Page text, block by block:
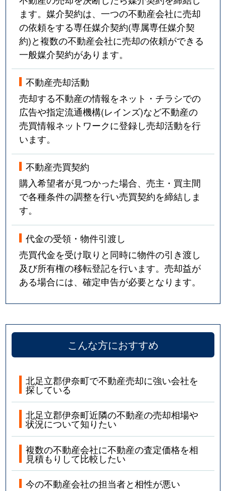
ます。媒介契約は、一つの不動産会社に売却
の依頼をする専任媒介契約(専属専任媒介契
約)と複数の不動産会社に売却の依頼ができる
一般媒介契約があります。
不動産売却活動
売却する不動産の情報をネット・チラシでの
広告や指定流通機構(レインズ)など不動産の
売買情報ネットワークに登録し売却活動を行
います。
不動産売買契約
購入希望者が見つかった場合、売主・買主間
で各種条件の調整を行い売買契約を締結しま
す。
代金の受領・物件引渡し
売買代金を受け取りと同時に物件の引き渡し
及び所有権の移転登記を行います。売却益が
ある場合には、確定申告が必要となります。
こんな方におすすめ
北足立郡伊奈町で不動産売却に強い会社を
探している
北足立郡伊奈町近隣の不動産の売却相場や
状況について知りたい
複数の不動産会社に不動産の査定価格を相
見積もりして比較したい
今の不動産会社の担当者と相性が悪い